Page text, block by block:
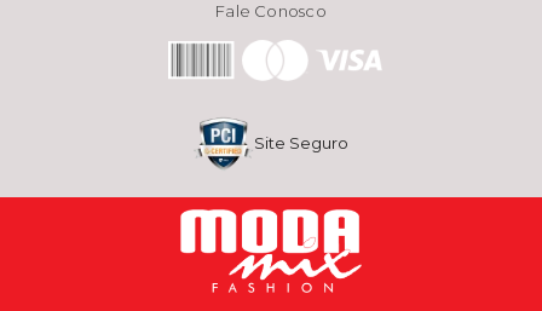
Fale Conosco
Site Seguro